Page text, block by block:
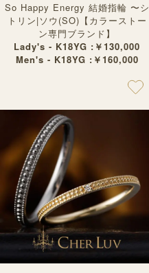
So Happy Energy 結婚指輪 〜シ
トリン|ソウ(SO)【カラーストー
ン専門ブランド】
Lady's - K18YG :￥130,000
Men's - K18YG :￥160,000